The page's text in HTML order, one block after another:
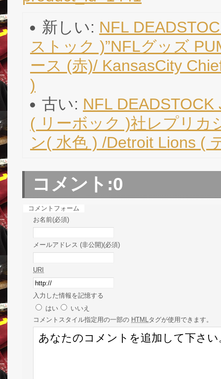
新しい: NFL
ストック )”NFLグッズ
ース (赤)/ KansasCity
)
古い: NFL
( リーボック )社レプリカ
ン( 水色 ) /Detroit Lions (
コメント:0
コメントフォーム
お名前(必須)
メールアドレス (非公開)(必須)
URI
入力した情報を記憶する
はい
いいえ
コメント スタイル指定用の一部の HTML タグが使用できます。